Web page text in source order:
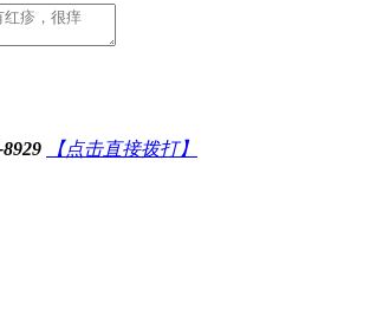
8929 【点击直接拨打】